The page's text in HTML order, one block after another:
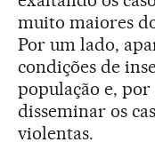
muito maiores
Por um lado,
condições de
população e,
disseminar os
violentas.